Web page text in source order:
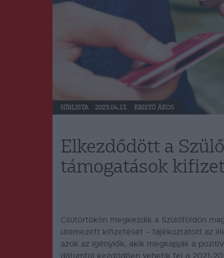
HÍRLISTA 2023.04.13. KRISTÓ ÁKOS
Elkezdődött a
támogatások
Csütörtökön megkezdik a Szülőföldön
ütemezett kifizetését – tájékoztatott az
azok az igénylők, akik megkapják a